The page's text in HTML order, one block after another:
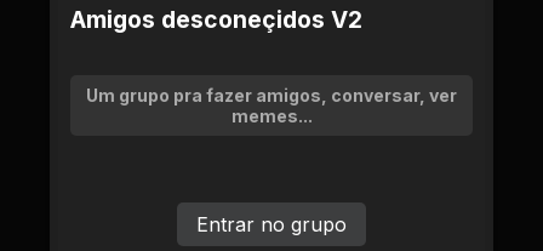
Amigos desconeçidos V2
Um grupo pra fazer amigos, conversar, ver
memes...
Entrar no grupo